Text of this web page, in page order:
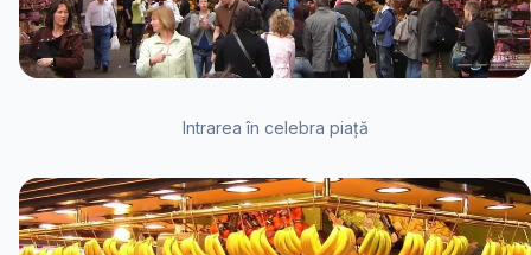
Intrarea în celebra piață